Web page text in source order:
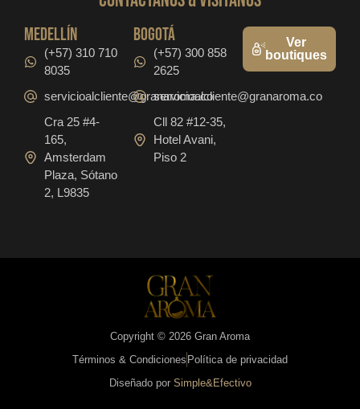
medellín
(+57) 310 710
8035
servicioalcliente@granaroma.co
Cra 25 #4-
165,
Amsterdam
Plaza, Sótano
2, L9835
bogotá
(+57) 300 858
2625
servicioalcliente@granaroma.co
Cll 82 #12-35,
Hotel Avani,
Piso 2
Ver
boutiques
Copyright © 2026 Gran Aroma
Términos & Condiciones Política de privacidad
Diseñado por Simple&Efectivo